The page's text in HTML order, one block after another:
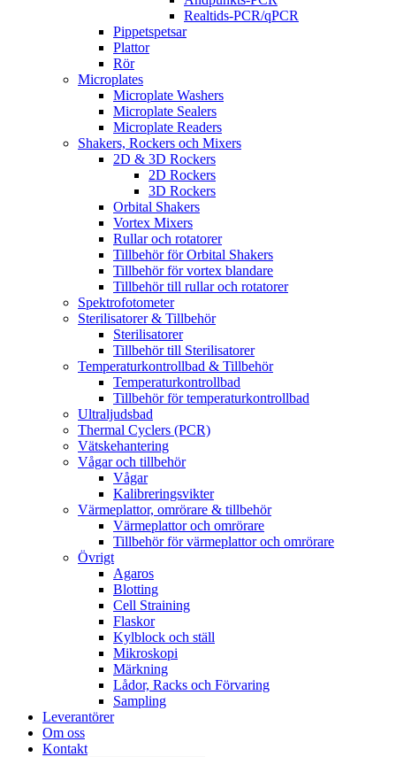
Realtids-PCR/qPCR
Pippetspetsar
Plattor
Rör
Microplates
Microplate Washers
Microplate Sealers
Microplate Readers
Shakers, Rockers och Mixers
2D & 3D Rockers
2D Rockers
3D Rockers
Orbital Shakers
Vortex Mixers
Rullar och rotatorer
Tillbehör för Orbital Shakers
Tillbehör för vortex blandare
Tillbehör till rullar och rotatorer
Spektrofotometer
Sterilisatorer & Tillbehör
Sterilisatorer
Tillbehör till Sterilisatorer
Temperaturkontrollbad & Tillbehör
Temperaturkontrollbad
Tillbehör för temperaturkontrollbad
Ultraljudsbad
Thermal Cyclers (PCR)
Vätskehantering
Vågar och tillbehör
Vågar
Kalibreringsvikter
Värmeplattor, omrörare & tillbehör
Värmeplattor och omrörare
Tillbehör för värmeplattor och omrörare
Övrigt
Agaros
Blotting
Cell Straining
Flaskor
Kylblock och ställ
Mikroskopi
Märkning
Lådor, Racks och Förvaring
Sampling
Leverantörer
Om oss
Kontakt